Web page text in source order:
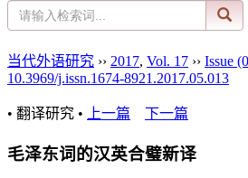
当代外语研究 ›› 2017, Vol. 17 ›› Issue
10.3969/j.issn.1674-8921.2017.05.013
• 翻译研究 • 上一篇 下一篇
毛泽东词的汉英合璧新译